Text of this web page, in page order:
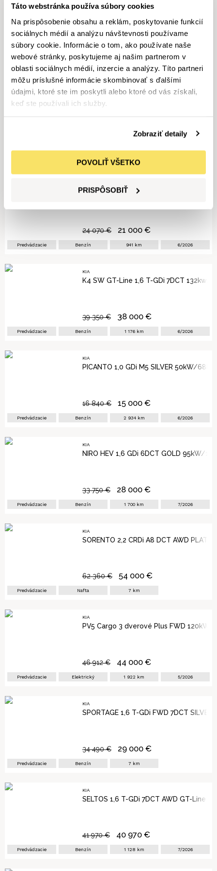
Táto webstránka používa súbory cookies
Na prispôsobenie obsahu a reklám, poskytovanie funkcií
sociálnych médií a analýzu návštevnosti používame
súbory cookie. Informácie o tom, ako používate naše
webové stránky, poskytujeme aj našim partnerom v
oblasti sociálnych médií, inzercie a analýzy. Títo partneri
môžu príslušné informácie skombinovať s ďalšími
údajmi, ktoré ste im poskytli alebo ktoré od vás získali,
keď ste používali ich služby.
Zobraziť detaily
POVOLIŤ VŠETKO
PRISPÔSOBIŤ
EV2 AIR FWD SR 5S 108kW/147k 42,2
Predvádzacie Elektrický 5 km 7/2026
30 340€ 26 990 €
K4 1,6 T-GDi 7DCT GOLD 110kW/150k
Benzín 44 km
K4 1,0 T-GDi M6 SILVER 84kW/115k
Predvádzacie Benzín 941 km 6/2026
24 070€ 21 000€
KIA
K4 SW GT-Line 1,6 T-GDi 7DCT 132kw/
Predvádzacie Benzín 1 176km 6/2026
39 350€ 38 000€
KIA
PICANTO 1,0 GDi M5 SILVER 50kW/68k
Predvádzacie Benzín 2 934km 6/2026
16 840€ 15 000€
KIA
NIRO HEV 1,6 GDi 6DCT GOLD 95kW/
Predvádzacie Benzín 1 700 km 7/2026
33 750€ 28 000€
KIA
SORENTO 2,2 CRDi A8 DCT AWD
Predvádzacie Nafta 7km
62 360€ 54 000€
KIA
PV5 Cargo 3 dverové Plus FWD 120kW/
Predvádzacie Elektrický 1 922 km 5/2026
46 912€ 44 000€
KIA
SPORTAGE 1,6 T-GDi FWD 7DCT
Predvádzacie Benzín 7km
34 490€ 29 000€
KIA
SELTOS 1,6 T-GDi 7DCT AWD GT-Line
Predvádzacie Benzín 1 128 km 7/2026
41 970€ 40 970€